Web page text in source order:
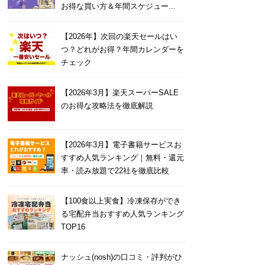
お得な買い方＆年間スケジュー...
【2026年】次回の楽天セールはい
つ？どれがお得？年間カレンダーを
チェック
【2026年3月】楽天スーパーSALE
のお得な攻略法を徹底解説
【2026年3月】電子書籍サービスお
すすめ人気ランキング｜無料・還元
率・読み放題で22社を徹底比較
【100食以上実食】冷凍保存ができ
る宅配弁当おすすめ人気ランキング
TOP16
ナッシュ(nosh)の口コミ・評判がひ